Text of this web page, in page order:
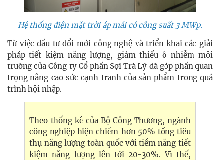
Hệ thống điện mặt trời áp mái có công suất 3 MWp.
Từ việc đầu tư đổi mới công nghệ và triển khai các giải
pháp tiết kiệm năng lượng, giảm thiểu ô nhiễm môi
trường của Công ty Cổ phần Sợi Trà Lý đã góp phần quan
trọng nâng cao sức cạnh tranh của sản phẩm trong quá
trình hội nhập.
Theo thống kê của Bộ Công Thương, ngành
công nghiệp hiện chiếm hơn 50% tổng tiêu
thụ năng lượng toàn quốc với tiềm năng tiết
kiệm năng lượng lên tới 20-30%. Vì thế,